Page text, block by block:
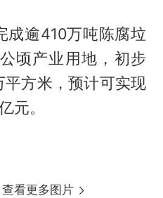
成逾410万吨陈腐垃
顷产业用地，初步
方米，预计可实现
元。
看更多图片